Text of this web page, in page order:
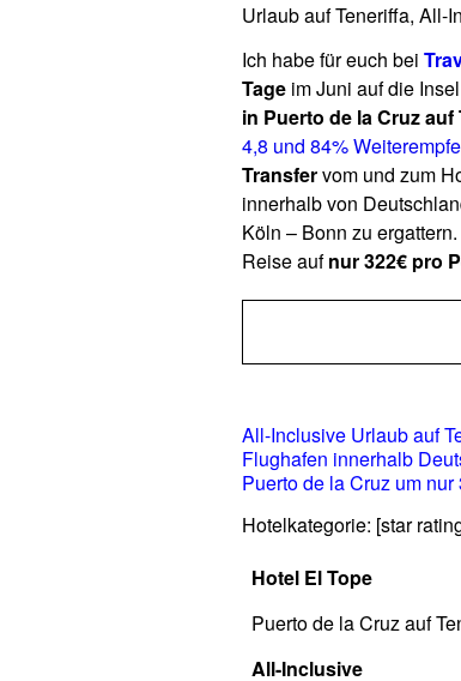
Urlaub auf Teneriffa, All-
Ich habe für euch bei
Tage im Juni auf die
in Puerto de la Cruz
4,8 und 84%
Transfervom und zum
innerhalb von
Köln – Bonn zu
Reise aufnur 322€ pro
All-Inclusive Urlaub auf
Flughafen innerhalb
Puerto de la Cruz um nur
Hotelkategorie: [star
Hotel El Tope
Puerto de la Cruz auf
All-Inclusive